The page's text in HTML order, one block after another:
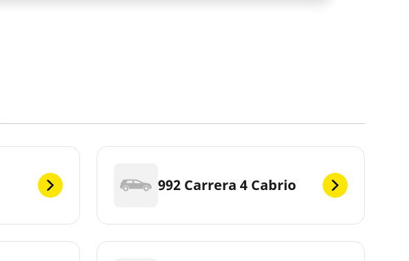
992 Carrera 4 Cabrio